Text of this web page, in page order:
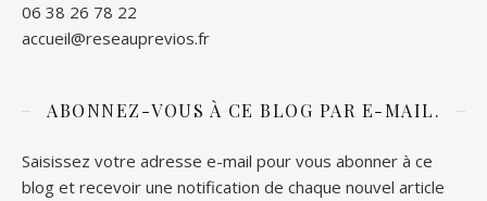
06 38 26 78 22
accueil@reseauprevios.fr
ABONNEZ-VOUS À CE BLOG PAR E-MAIL.
Saisissez votre adresse e-mail pour vous abonner à ce
blog et recevoir une notification de chaque nouvel article